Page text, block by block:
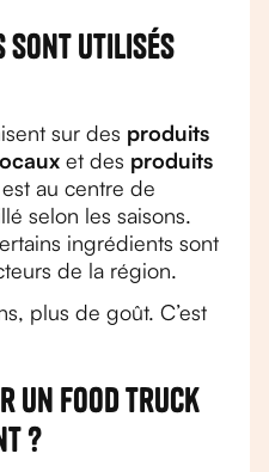
sont utilisés
sur des produits
et des produits
est au centre de
selon les saisons.
ingrédients sont
de la région.
plus de goût. C’est
un food truck
?